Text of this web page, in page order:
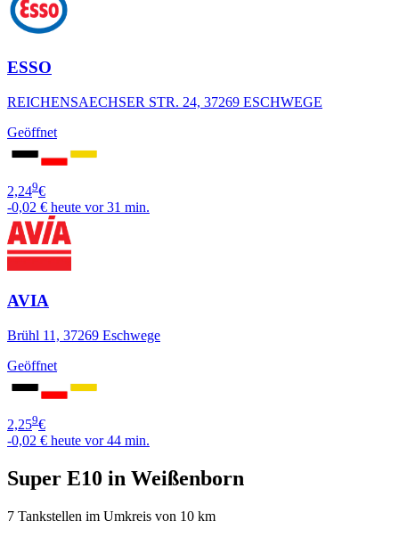
ESSO
REICHENSAECHSER STR. 24, 37269 ESCHWEGE
Geöffnet
2,249€
-0,02 € heute vor 31 min.
AVIA
Brühl 11, 37269 Eschwege
Geöffnet
2,259€
-0,02 € heute vor 44 min.
Super E10 in Weißenborn
7 Tankstellen im Umkreis von 10 km